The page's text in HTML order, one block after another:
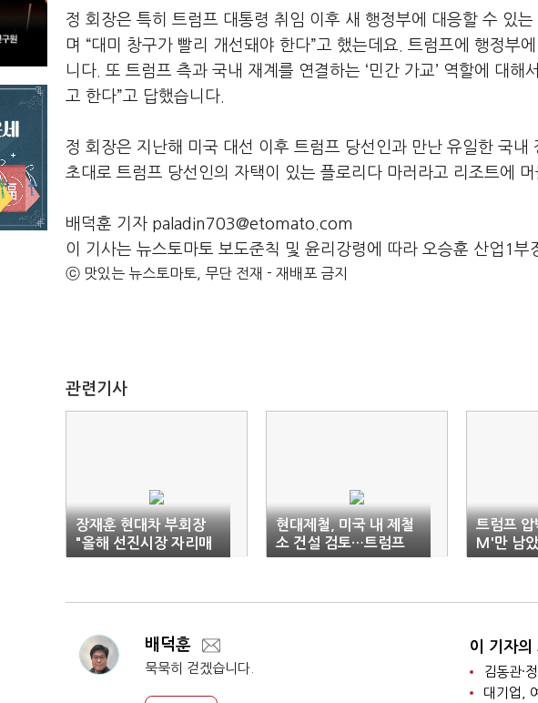
정 회장은 특히 트럼프 대통령 취임 이후 새 행정부에 대응할 수 있
며 “대미 창구가 빨리 개선돼야 한다”고 했는데요
트럼프에 행정부
니다 또 트럼프 측과 국내 재계를 연결하는 ‘민간 가교’ 역할에 대해
고 한다”고 답했습니다
정 회장은 지난해 미국 대선 이후 트럼프 당선인과 만난 유일한 국내
초대로 트럼프 당선인의 자택이 있는 플로리다 마러라고 리조트에
배덕훈 기자 paladin703@etomato.com
이 기사는 뉴스토마토 보도준칙 및 윤리강령에 따라 오승훈 산업1부
ⓒ 맛있는 뉴스토마토, 무단 전재 - 재배포 금지
관련기사
장재훈 현대차 부회장
"올해 선진시장 자리매
김 공고히"
현대제철, 미국 내 제철
소 건설 검토…트럼프
보호무역 대응
트럼프
M'만 남
배덕훈
묵묵히 걷겠습니다.
이 기자의
김동관·
대기업,